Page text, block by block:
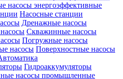
насосы энергоэффективные
Насосные станции
Дренажные насосы
Скважинные насосы
Погружные насосы
Поверхностные насосы
Гидроаккумуляторы